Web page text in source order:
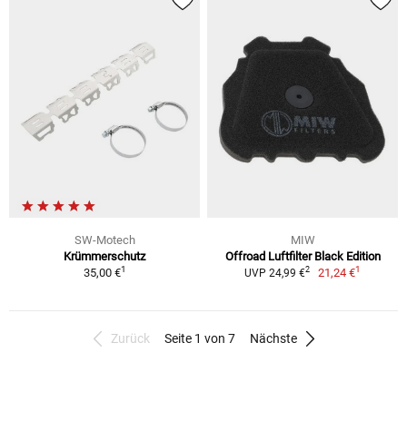
SW-Motech
Krümmerschutz
35,00 €1
MIW
Offroad Luftfilter Black Edition
UVP 24,99 €2 21,24 €1
Zurück Seite 1 von 7 Nächste